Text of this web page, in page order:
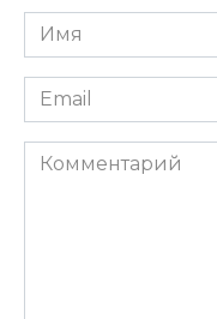
Имя
*
Email
*
Комментарий